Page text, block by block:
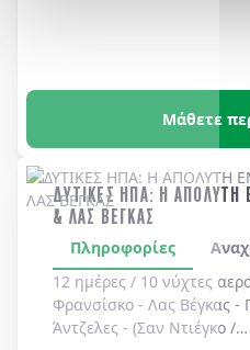
Μάθετε
ΔΥΤΙΚΕΣ ΗΠΑ: Η ΑΠΟΛΥΤΗ
& ΛΑΣ ΒΕΓΚΑΣ
Πληροφορίες
12 ημέρες / 10 νύχτες
Φρανσίσκο - Λας Βέγκας -
Άντζελες - (Σαν Ντιέγκο /